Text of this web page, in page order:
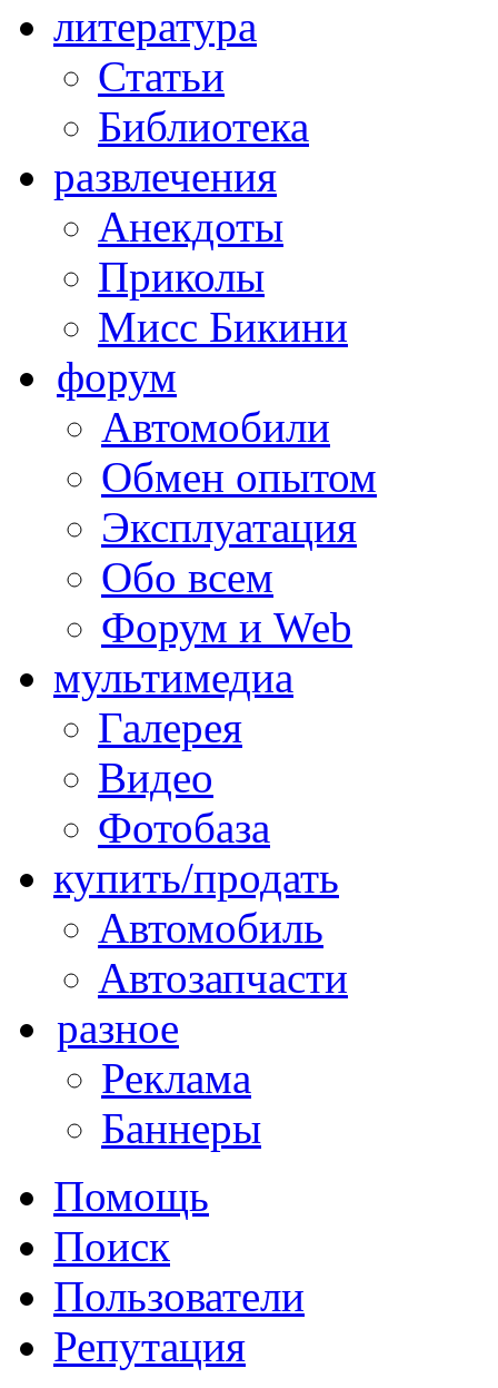
литература
Статьи
Библиотека
развлечения
Анекдоты
Приколы
Мисс Бикини
форум
Автомобили
Обмен опытом
Эксплуатация
Обо всем
Форум и Web
мультимедиа
Галерея
Видео
Фотобаза
купить/продать
Автомобиль
Автозапчасти
разное
Реклама
Баннеры
Помощь
Поиск
Пользователи
Репутация